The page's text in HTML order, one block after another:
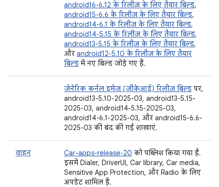
android16-6.12 के रिलीज़ के लिए तैयार बिल्ड,
android15-6.6 के रिलीज़ के लिए तैयार बिल्ड,
android14-6.1 के रिलीज़ के लिए तैयार बिल्ड,
android14-5.15 के रिलीज़ के लिए तैयार बिल्ड,
android13-5.15 के रिलीज़ के लिए तैयार बिल्ड,
और android12-5.10 के रिलीज़ के लिए तैयार
बिल्ड में नए बिल्ड जोड़े गए हैं.
जेनेरिक कर्नल इमेज (जीकेआई) रिलीज़ बिल्ड पर,
android13-5.10-2025-03, android13-5.15-
2025-03, android14-5.15-2025-03,
android14-6.1-2025-03, और android15-6.6-
2025-03 की बंद की गई शाखाएं.
वाहन Car-apps-release-20 को पब्लिश किया गया है.
इसमें Dialer, DriverUI, Car library, Car media,
Sensitive App Protection, और Radio के लिए
अपडेट शामिल हैं.